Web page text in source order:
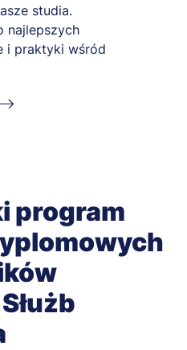
studia.
najlepszych
i praktyki wśród
program